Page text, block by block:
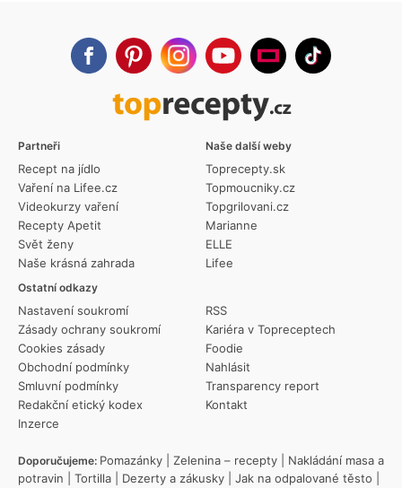
Partneři
Recept na jídlo
Vaření na Lifee.cz
Videokurzy vaření
Recepty Apetit
Svět ženy
Naše krásná zahrada
Ostatní odkazy
Nastavení soukromí
Zásady ochrany soukromí
Cookies zásady
Obchodní podmínky
Smluvní podmínky
Redakční etický kodex
Inzerce
RSS
Kariéra v Topreceptech
Foodie
Nahlásit
Transparency report
Kontakt
Naše další weby
Toprecepty.sk
Topmoucniky.cz
Topgrilovani.cz
Marianne
ELLE
Lifee
Doporučujeme: Pomazánky Zelenina – recepty
Nakládání masa a
potravin
Tortilla Dezerty a zákusky Jak na odpalované těsto